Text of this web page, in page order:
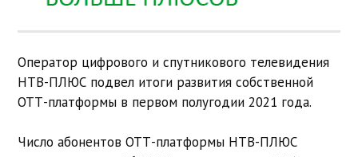
Оператор цифрового и спутникового телевидения
НТВ-ПЛЮС подвел итоги развития собственной
ОТТ-платформы в первом полугодии 2021 года.
Число абонентов ОТТ-платформы НТВ-ПЛЮС